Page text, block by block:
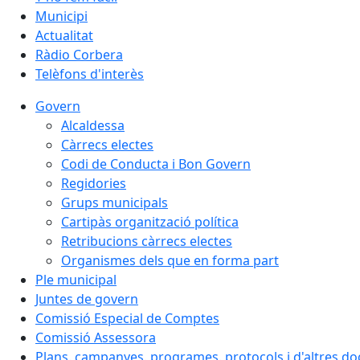
Municipi
Actualitat
Ràdio Corbera
Telèfons d'interès
Govern
Alcaldessa
Càrrecs electes
Codi de Conducta i Bon Govern
Regidories
Grups municipals
Cartipàs organització política
Retribucions càrrecs electes
Organismes dels que en forma part
Ple municipal
Juntes de govern
Comissió Especial de Comptes
Comissió Assessora